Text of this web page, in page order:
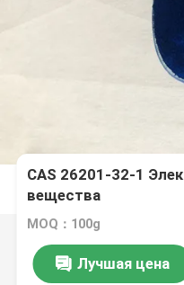
CAS 26201-32-1
вещества
MOQ：100g
Лучшая цена